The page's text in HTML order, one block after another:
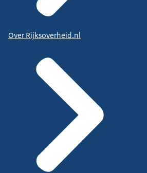
Over Rijksoverheid.nl